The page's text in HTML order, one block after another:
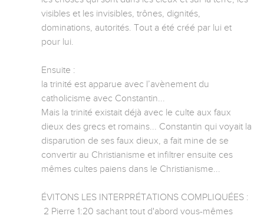
visibles et les invisibles, trônes, dignités,
dominations, autorités. Tout a été créé par lui et
pour lui.
Ensuite :
la trinité est apparue avec l’avènement du
catholicisme avec Constantin...
Mais la trinité existait déjà avec le culte aux faux
dieux des grecs et romains... Constantin qui voyait la
disparution de ses faux dieux, a fait mine de se
convertir au Christianisme et infiltrer ensuite ces
mêmes cultes paiens dans le Christianisme...
ÉVITONS LES INTERPRÉTATIONS COMPLIQUÉES :